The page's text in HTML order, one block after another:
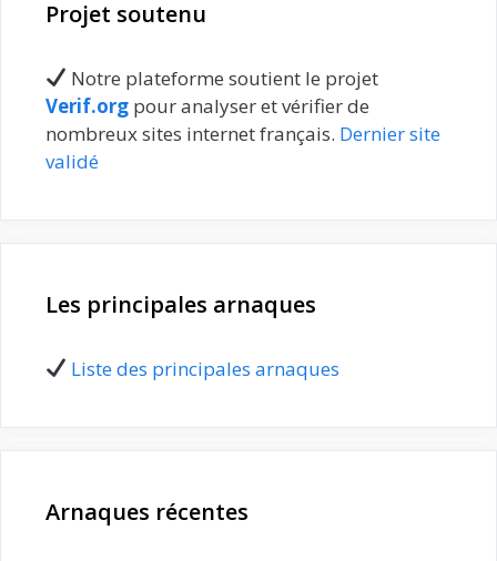
Projet soutenu
Notre plateforme soutient le projet
Verif.org pour analyser et vérifier de
nombreux sites internet français. Dernier site
validé
Les principales arnaques
Liste des principales arnaques
Arnaques récentes